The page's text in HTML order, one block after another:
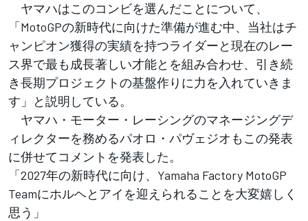
ヤマハはこのコンビを選んだことについて、
「MotoGPの新時代に向けた準備が進む中、当社はチ
ャンピオン獲得の実績を持つライダーと現在のレー
ス界で最も成長著しい才能とを組み合わせ、引き続
き長期プロジェクトの基盤作りに力を入れていきま
す」と説明している。
ヤマハ・モーター・レーシングのマネージングデ
ィレクターを務めるパオロ・パヴェジオもこの発表
に併せてコメントを発表した。
「2027年の新時代に向け、Yamaha Factory MotoGP
Teamにホルヘとアイを迎えられることを大変嬉しく
思う」